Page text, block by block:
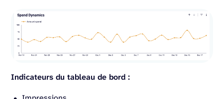
Indicateurs du tableau de bord :